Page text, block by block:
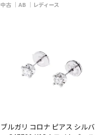
中古 AB レディース
ブルガリ コロナ ピアス シルバ